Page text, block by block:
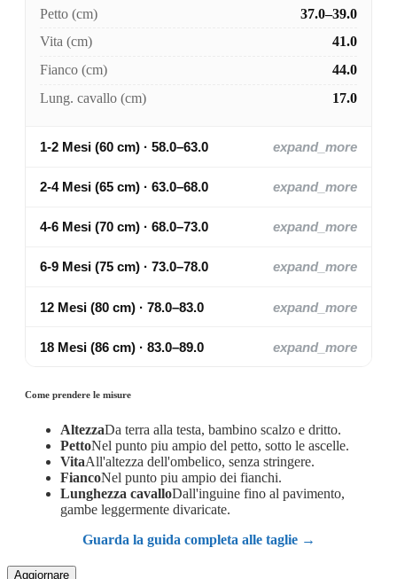
Petto (cm)
37.0–39.0
Vita (cm)
41.0
Fianco (cm)
44.0
Lung. cavallo (cm)
17.0
1-2 Mesi (60 cm) · 58.0–63.0 expand_more
2-4 Mesi (65 cm) · 63.0–68.0 expand_more
4-6 Mesi (70 cm) · 68.0–73.0 expand_more
6-9 Mesi (75 cm) · 73.0–78.0 expand_more
12 Mesi (80 cm) · 78.0–83.0 expand_more
18 Mesi (86 cm) · 83.0–89.0 expand_more
Come prendere le misure
AltezzaDa terra alla testa, bambino scalzo e dritto.
PettoNel punto piu ampio del petto, sotto le ascelle.
VitaAll'altezza dell'ombelico, senza stringere.
FiancoNel punto piu ampio dei fianchi.
Lunghezza cavalloDall'inguine fino al pavimento,
gambe leggermente divaricate.
Guarda la guida completa alle taglie →